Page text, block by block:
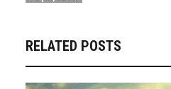
RELATED POSTS